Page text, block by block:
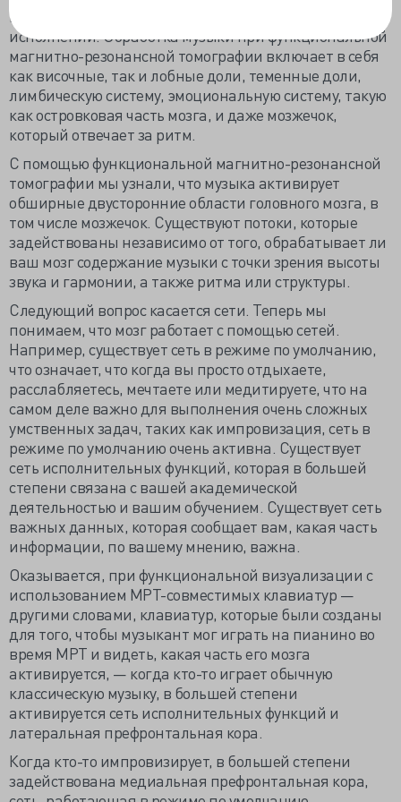
прослушивании музыки и, конечно же, в ее
исполнении. Обработка музыки при функциональной
магнитно-резонансной томографии включает в себя
как височные, так и лобные доли, теменные доли,
лимбическую систему, эмоциональную систему, такую
как островковая часть мозга, и даже мозжечок,
который отвечает за ритм.
С помощью функциональной магнитно-резонансной
томографии мы узнали, что музыка активирует
обширные двусторонние области головного мозга, в
том числе мозжечок. Существуют потоки, которые
задействованы независимо от того, обрабатывает ли
ваш мозг содержание музыки с точки зрения высоты
звука и гармонии, а также ритма или структуры.
Следующий вопрос касается сети. Теперь мы
понимаем, что мозг работает с помощью сетей.
Например, существует сеть в режиме по умолчанию,
что означает, что когда вы просто отдыхаете,
расслабляетесь, мечтаете или медитируете, что на
самом деле важно для выполнения очень сложных
умственных задач, таких как импровизация, сеть в
режиме по умолчанию очень активна. Существует
сеть исполнительных функций, которая в большей
степени связана с вашей академической
деятельностью и вашим обучением. Существует сеть
важных данных, которая сообщает вам, какая часть
информации, по вашему мнению, важна.
Оказывается, при функциональной визуализации с
использованием МРТ-совместимых клавиатур —
другими словами, клавиатур, которые были созданы
для того, чтобы музыкант мог играть на пианино во
время МРТ и видеть, какая часть его мозга
активируется, — когда кто-то играет обычную
классическую музыку, в большей степени
активируется сеть исполнительных функций и
латеральная префронтальная кора.
Когда кто-то импровизирует, в большей степени
задействована медиальная префронтальная кора,